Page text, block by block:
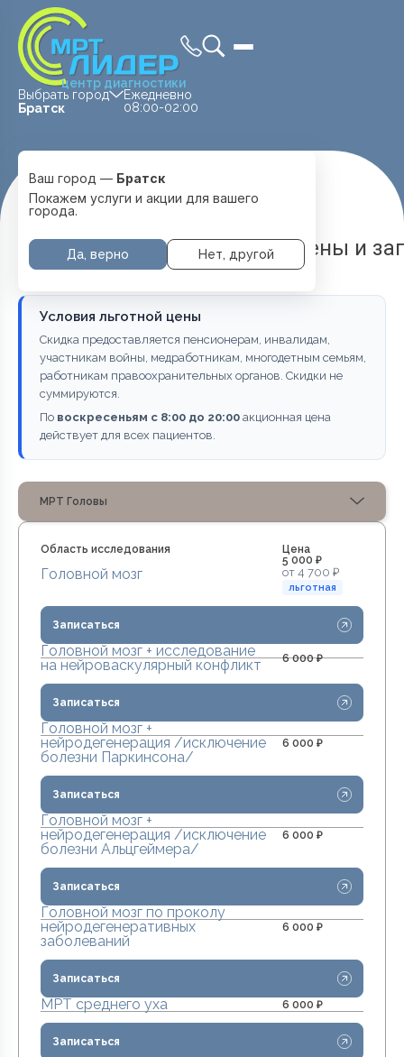
центр диагностики
Выбрать город
Братск
Ежедневно
08:00-02:00
Ваш город — Братск
Покажем услуги и акции для вашего
города.
Да, верно Нет, другой
Главная Услуги и цены МРТ 1.5 Тесла
МРТ 1.5 тесла в Братске — цены и
Условия льготной цены
Скидка предоставляется пенсионерам, инвалидам,
участникам войны, медработникам, многодетным семьям,
работникам правоохранительных органов. Скидки не
суммируются.
По воскресеньям с 8:00 до 20:00 акционная цена
действует для всех пациентов.
МРТ Головы
Область исследования Цена
Головной мозг
5 000 ₽
от 4 700 ₽
льготная
Записаться
Головной мозг + исследование
на нейроваскулярный конфликт
6 000 ₽
Записаться
Головной мозг +
нейродегенерация /исключение
болезни Паркинсона/
6 000 ₽
Записаться
Головной мозг +
нейродегенерация /исключение
болезни Альцгеймера/
6 000 ₽
Записаться
Головной мозг по проколу
нейродегенеративных
заболеваний
6 000 ₽
Записаться
МРТ среднего уха 6 000 ₽
Записаться